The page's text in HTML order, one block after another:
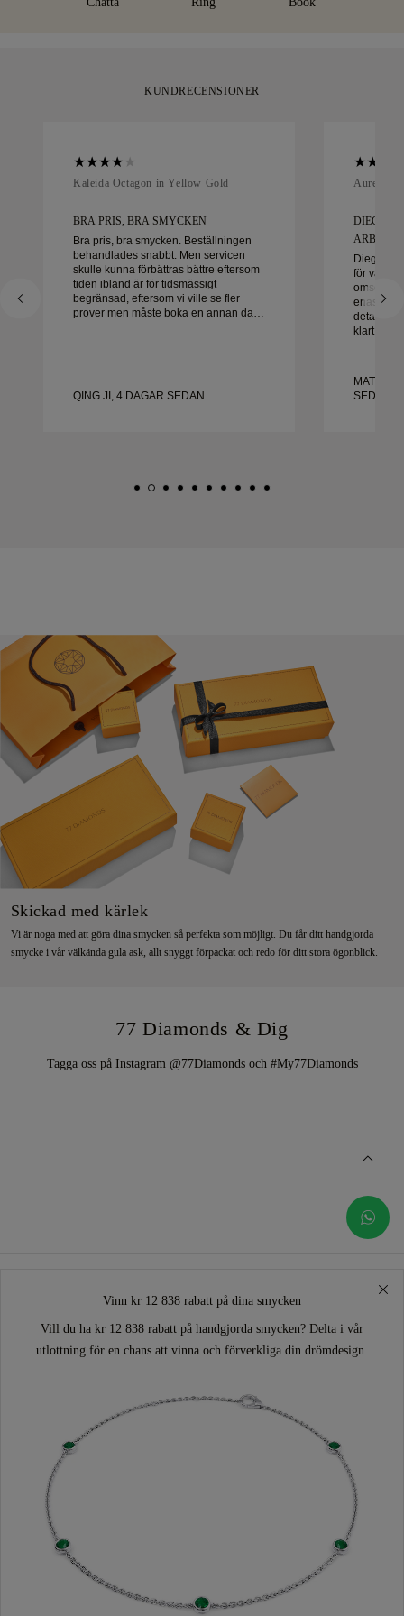
KUNDRECENSIONER
Kaleida Octagon in Yellow Gold
BRA PRIS, BRA SMYCKEN
Bra pris, bra smycken. Beställningen
behandlades snabbt. Men servicen
skulle kunna förbättras bättre eftersom
tiden ibland är för tidsmässigt
begränsad, eftersom vi ville se fler
prover men måste boka en annan dag.
QING JI, 4 DAGAR SEDAN
Aurelle in
DIEGO
ARBETA
Diego
för våra
omsorg
detalj
klart i tid.
SEDAN
Skickad med kärlek
Vi är noga med att göra dina smycken så perfekta som möjligt. Du får ditt handgjorda
smycke i vår välkända gula ask, allt snyggt förpackat och redo för ditt stora ögonblick.
77 Diamonds & Dig
Tagga oss på Instagram @77Diamonds och #My77Diamonds
Vinn kr 12 838 rabatt på dina smycken
Vill du ha kr 12 838 rabatt på handgjorda smycken? Delta i vår
utlottning för en chans att vinna och förverkliga din drömdesign.